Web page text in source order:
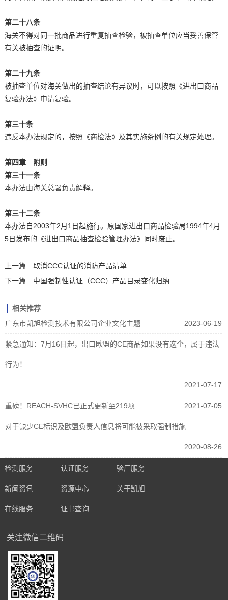
第二十八条
海关不得对同一批商品进行重复抽查检验，被抽查单位应当妥善保管
有关被抽查的证明。
第二十九条
被抽查单位对海关做出的抽查结论有异议时，可以按照《进出口商品
复验办法》申请复验。
第三十条
违反本办法规定的，按照《商检法》及其实施条例的有关规定处理。
第四章 附则
第三十一条
本办法由海关总署负责解释。
第三十二条
本办法自2003年2月1日起施行。原国家进出口商品检验局1994年4月
5日发布的《进出口商品抽查检验管理办法》同时废止。
上一篇:
取消CCC认证的消防产品清单
下一篇:
中国强制性认证（CCC）产品目录变化归纳
相关推荐
广东市凯旭检测技术有限公司企业文化主题
2023-06-19
紧急通知：7月16日起，出口欧盟的CE商品如果没有这个，属于违法
行为！
2021-07-17
重磅！REACH-SVHC已正式更新至219项 2021-07-05
对于缺少CE标识及欧盟负责人信息将可能被采取强制措施
2020-08-26
检测服务 认证服务 验厂服务
新闻资讯 资源中心 关于凯旭
在线服务 证书查询
关注微信二维码